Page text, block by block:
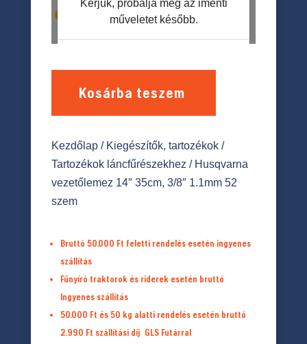
Kosárba teszem
Kezdőlap/ Kiegészítők, tartozékok/
Tartozékok láncfűrészekhez / Husqvarna
vezetőlemez 14″ 35cm, 3/8″ 1.1mm 52
szem
Bruttó 50.000 Ft feletti rendelés esetén ingyenes
szállítás
Fűnyíró traktorok és riderek esetén bruttó
Ingyenes szállítás
50.000 Ft és 50 kg alatti rendelés esetén bruttó
2.990 Ft szállítási díj GLS Futárral